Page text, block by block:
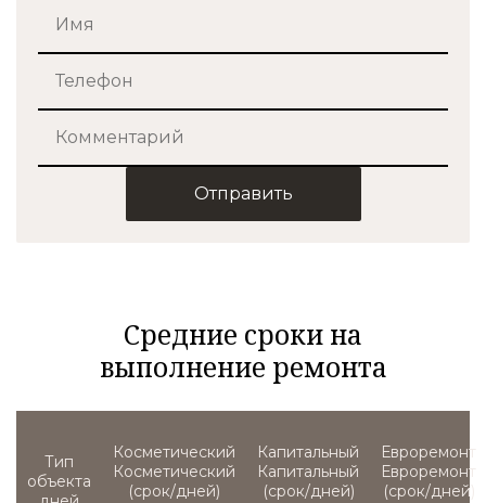
Отправить
Средние сроки на
выполнение ремонта
Тип
объекта
Косметический
(срок/дней)
Капитальный
(срок/дней)
Евроремонт
(срок/дней)